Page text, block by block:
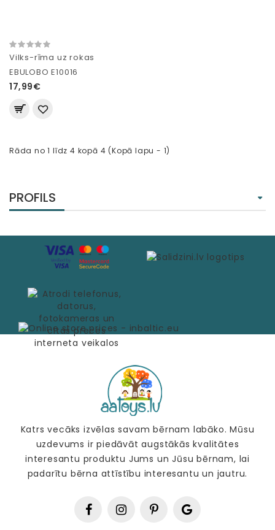
Vilks-rīma uz rokas
EBULOBO E10016
17,99€
Rāda no 1 līdz 4 kopā 4 (Kopā lapu - 1)
PROFILS
Katrs vecāks izvēlas savam bērnam labāko. Mūsu
uzdevums ir piedāvāt augstākās kvalitātes
interesantu produktu Jums un Jūsu bērnam, lai
padarītu bērna attīstību interesantu un jautru.